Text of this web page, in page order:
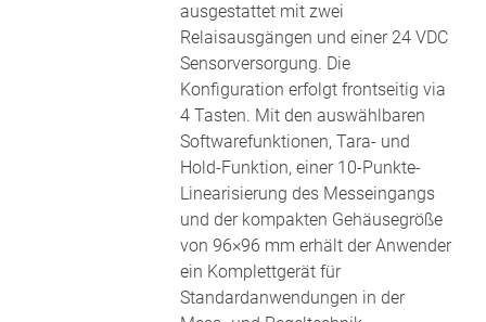
ausgestattet mit zwei
Relaisausgängen und einer 24 VDC
Sensorversorgung. Die
Konfiguration erfolgt frontseitig via
4 Tasten. Mit den auswählbaren
Softwarefunktionen, Tara- und
Hold-Funktion, einer 10-Punkte-
Linearisierung des Messeingangs
und der kompakten Gehäusegröße
von 96×96 mm erhält der Anwender
ein Komplettgerät für
Standardanwendungen in der